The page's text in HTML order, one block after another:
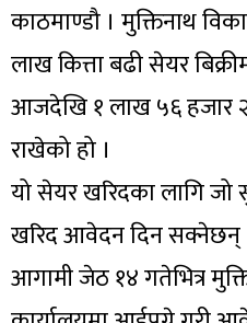
काठमाण्डौ । मुक्तिनाथ
लाख कित्ता बढी सेयर
आजदेखि १ लाख ५६ हजार
राखेको हो ।
यो सेयर खरिदका लागि
खरिद आवेदन दिन सक्नेछन्
आगामी जेठ १४ गतेभित्र